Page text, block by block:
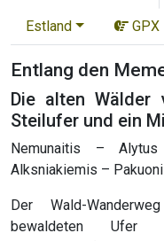
Estland GPX
Entlang den
Die alten Wälder
Steilufer und ein
Nemunaitis –
Alksniakiemis –
Der Wald-
bewaldeten